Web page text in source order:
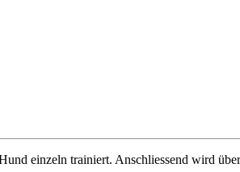
einzeln trainiert. Anschliessend wird